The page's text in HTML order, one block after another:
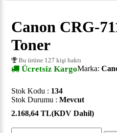
Canon CRG-
Toner
Bu ürüne 127 kişi baktı
Ücretsiz KargoMarka:
Stok Kodu : 134
Stok Durumu : Mevcut
2.168,64 TL(KDV Dahil)